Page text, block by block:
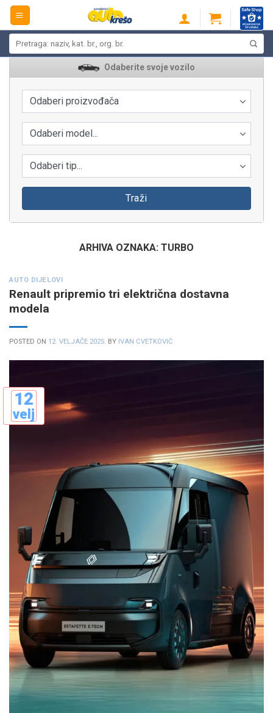
Skip
content
Odaberite svoje vozilo
Odaberi proizvođača
Odaberi model...
Odaberi tip...
Traži
ARHIVA OZNAKA: TURBO
AUTO DIJELOVI
Renault pripremio tri električna dostavna
modela
POSTED ON 12. VELJAČE 2025. BY IVAN CVETKOVIĆ
12
velj